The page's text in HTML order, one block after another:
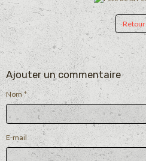
Retour
Ajouter un commentaire
Nom
E-mail